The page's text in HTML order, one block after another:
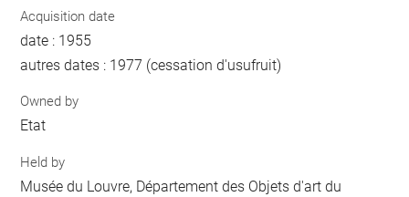
Acquisition date
date : 1955
autres dates : 1977 (cessation d'usufruit)
Owned by
Etat
Held by
Musée du Louvre, Département des Objets d'art du